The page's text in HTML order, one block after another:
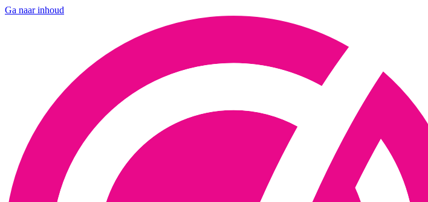
Ga naar inhoud